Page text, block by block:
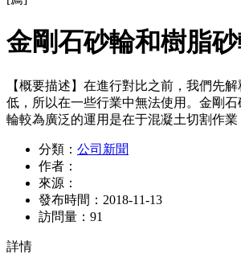
金剛石砂輪和樹脂
【概要描述】 在進行對比之前，我們先
低，所以在一些行業中無法使用。金剛
輪較為廣泛的運用是在于混凝土切割作
分類： 公司新聞
作者：
來源：
發布時間： 2018-11-13
訪問量： 91
詳情